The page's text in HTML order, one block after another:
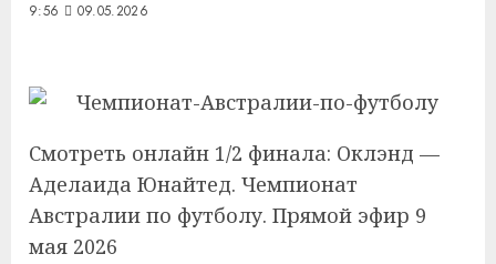
9:56 09.05.2026
Смотреть онлайн 1/2 финала: Оклэнд —
Аделаида Юнайтед. Чемпионат
Австралии по футболу. Прямой эфир 9
мая 2026